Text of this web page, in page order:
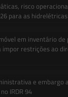
risco
para as hidrelétricas
em inventário
impor restrições ao
e embargo
IRDR 94